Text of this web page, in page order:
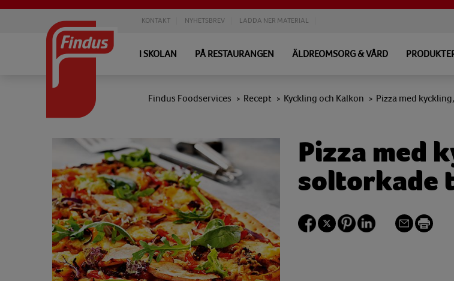
KONTAKT NYHETSBREV LADDA NER MATERIAL
I SKOLAN PÅ RESTAURANGEN ÄLDREOMSORG & VÅRD
Findus Foodservices > Recept > Kyckling och Kalkon > Pizza med
Pizza med
soltorkade